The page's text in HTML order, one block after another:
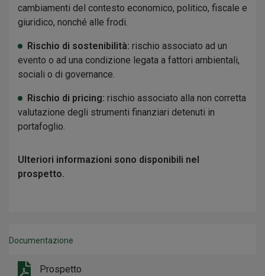
cambiamenti del contesto economico, politico, fiscale e
giuridico, nonché alle frodi.
Rischio di sostenibilità: rischio associato ad un
evento o ad una condizione legata a fattori ambientali,
sociali o di governance.
Rischio di pricing: rischio associato alla non corretta
valutazione degli strumenti finanziari detenuti in
portafoglio.
Ulteriori informazioni sono disponibili nel
prospetto.
Documentazione
Prospetto